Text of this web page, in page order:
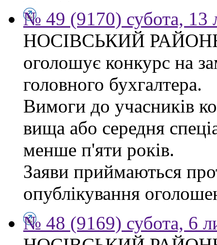
№ 49 (9170) субота, 13
НОСІВСЬКИЙ
оголошує конкурс на
головного бухгалтера.
Вимоги до учасників
вища або середня
менше п'яти років.
Заяви приймаються
опублікування
№ 48 (9169) субота, 6